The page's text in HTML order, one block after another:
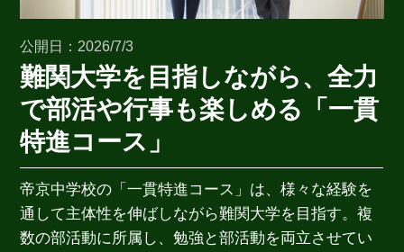
公開日：2026/7/3
難関大学を目指しながら、全力
で部活や行事も楽しめる「一貫
特進コース」
帝京中学校の「一貫特進コース」は、様々な経験を
通して主体性を伸ばしながら難関大学を目指す。複
数の部活動に所属し、勉強と部活動を両立させてい